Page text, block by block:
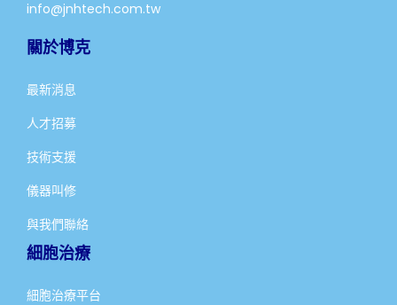
info@jnhtech.com.tw
關於博克
最新消息
人才招募
技術支援
儀器叫修
與我們聯絡
細胞治療
細胞治療平台